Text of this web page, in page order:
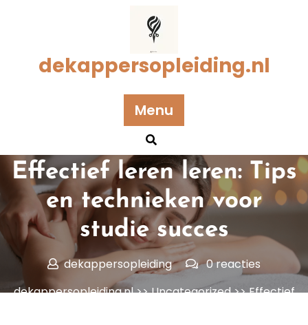
dekappersopleiding.nl
Menu
Geplaatst op 22 juli 2024
Effectief leren leren: Tips
en technieken voor
studie succes
dekappersopleiding
0 reacties
dekappersopleiding.nl>>Uncategorized>> Effectief